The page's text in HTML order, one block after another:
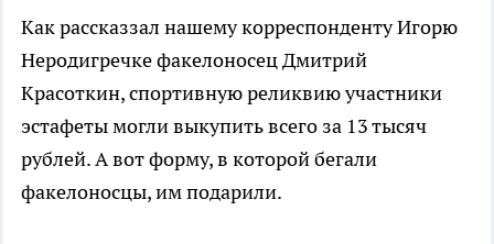
Как рассказзал нашему корреспонденту Игорю
Неродигречке факелоносец Дмитрий
Красоткин, спортивную реликвию участники
эстафеты могли выкупить всего за 13 тысяч
рублей. А вот форму, в которой бегали
факелоносцы, им подарили.